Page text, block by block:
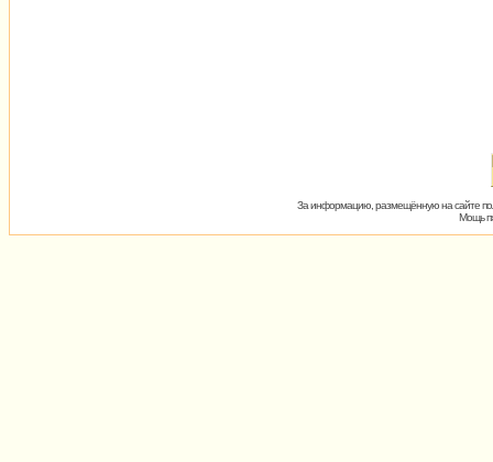
За информацию, размещённую на сайте
Мощь